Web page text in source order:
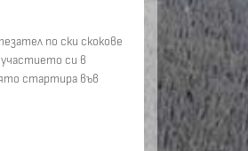
по ски скокове
участието си в
стартира във